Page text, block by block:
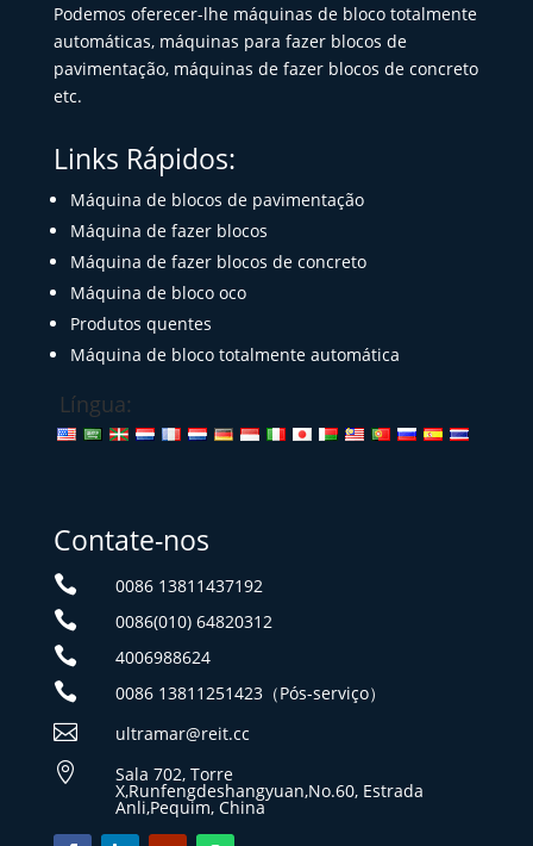
Podemos oferecer-lhe máquinas de bloco totalmente
automáticas, máquinas para fazer blocos de
pavimentação, máquinas de fazer blocos de concreto
etc.
Links Rápidos:
Máquina de blocos de pavimentação
Máquina de fazer blocos
Máquina de fazer blocos de concreto
Máquina de bloco oco
Produtos quentes
Máquina de bloco totalmente automática
Língua:
Contate-nos
 0086 13811437192
 0086(010) 64820312
 4006988624
 0086 13811251423（Pós-serviço）
 ultramar@reit.cc
 Sala 702, Torre
X,Runfengdeshangyuan,No.60, Estrada
Anli,Pequim, China